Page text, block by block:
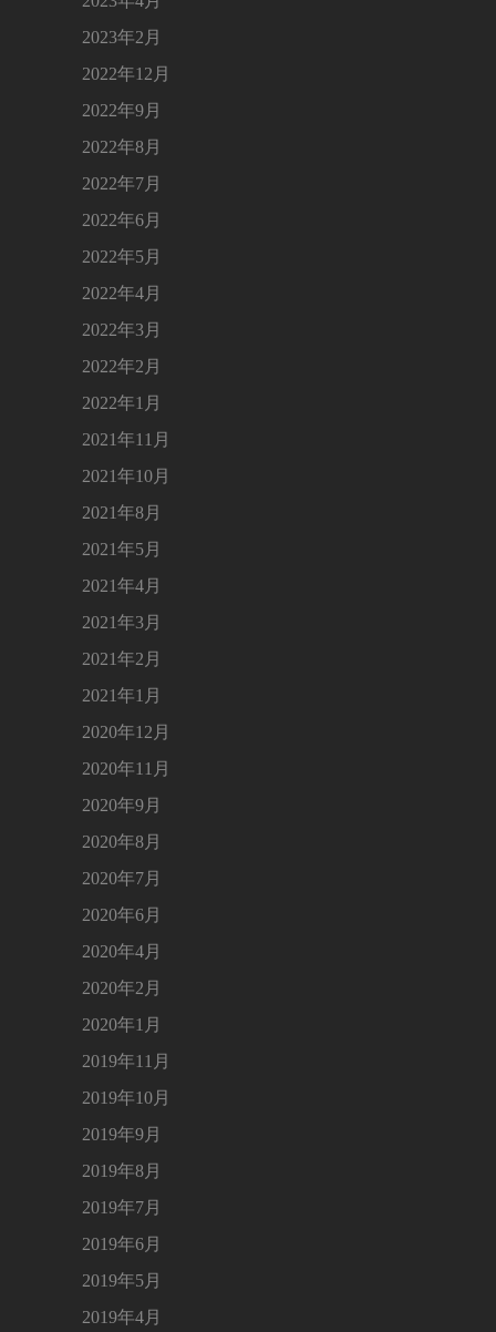
2023年2月
2022年12月
2022年9月
2022年8月
2022年7月
2022年6月
2022年5月
2022年4月
2022年3月
2022年2月
2022年1月
2021年11月
2021年10月
2021年8月
2021年5月
2021年4月
2021年3月
2021年2月
2021年1月
2020年12月
2020年11月
2020年9月
2020年8月
2020年7月
2020年6月
2020年4月
2020年2月
2020年1月
2019年11月
2019年10月
2019年9月
2019年8月
2019年7月
2019年6月
2019年5月
2019年4月